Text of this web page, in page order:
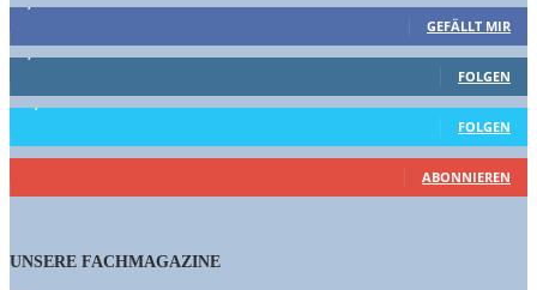
GEFÄLLT MIR
1,662 Follower
FOLGEN
15,658 Follower
FOLGEN
460 Abonnenten
ABONNIEREN
UNSERE FACHMAGAZINE